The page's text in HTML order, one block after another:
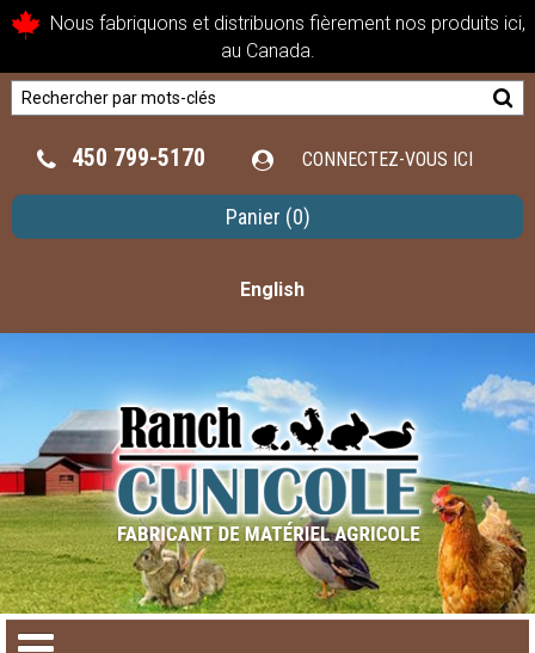
Nous fabriquons et distribuons fièrement nos produits ici,
au Canada.
450 799-5170 CONNECTEZ-VOUS ICI
Panier (0)
English